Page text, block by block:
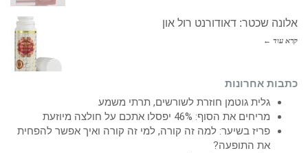
אלונה שכטר: דאודורנט רול און
קרא עוד ←
כתבות אחרונות
גלית גוטמן חוזרת לשורשים, תרתי משמע
מריחים את הסוף: 46% יפסלו אתכם על חולצה מיוזעת
פריז בשיער: למה זה קורה, למי זה קורה ואיך אפשר להפחית
את התופעה?